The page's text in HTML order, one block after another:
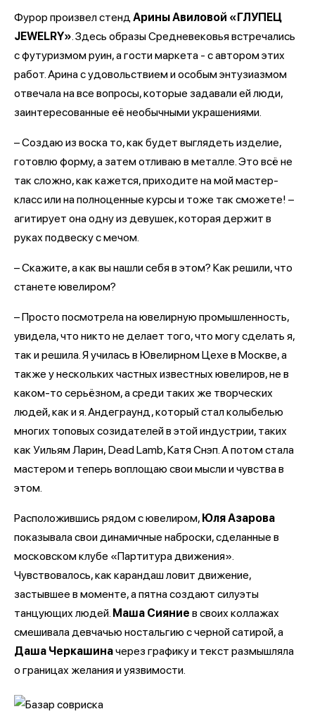
Фурор произвел стендАрины Авиловой «ГЛУПЕЦ
JEWELRY». Здесь образы Средневековья встречались
с футуризмом руин, а гости маркета - с автором этих
работ. Арина с удовольствием и особым энтузиазмом
отвечала на все вопросы, которые задавали ей люди,
заинтересованные её необычными украшениями.
– Создаю из воска то, как будет выглядеть изделие,
готовлю форму, а затем отливаю в металле. Это всё не
так сложно, как кажется, приходите на мой мастер-
класс или на полноценные курсы и тоже так сможете! –
агитирует она одну из девушек, которая держит в
руках подвеску с мечом.
– Скажите, а как вы нашли себя в этом? Как решили, что
станете ювелиром?
– Просто посмотрела на ювелирную промышленность,
увидела, что никто не делает того, что могу сделать я,
так и решила. Я училась в Ювелирном Цехе в Москве, а
также у нескольких частных известных ювелиров, не в
каком-то серьёзном, а среди таких же творческих
людей, как и я. Андеграунд, который стал колыбелью
многих топовых созидателей в этой индустрии, таких
как Уильям Ларин, Dead Lamb, Катя Снэп. А потом стала
мастером и теперь воплощаю свои мысли и чувства в
этом.
Расположившись рядом с ювелиром, Юля Азарова
показывала свои динамичные наброски, сделанные в
московском клубе «Партитура движения».
Чувствовалось, как карандаш ловит движение,
застывшее в моменте, а пятна создают силуэты
танцующих людей. Маша Сияние в своих коллажах
смешивала девчачью ностальгию с черной сатирой, а
Даша Черкашиначерез графику и текст размышляла
о границах желания и уязвимости.